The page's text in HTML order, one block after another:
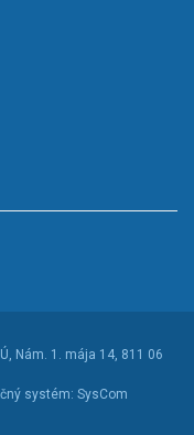
, Nám. 1. mája 14, 811 06
systém: SysCom